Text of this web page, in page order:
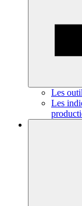
Les
Les